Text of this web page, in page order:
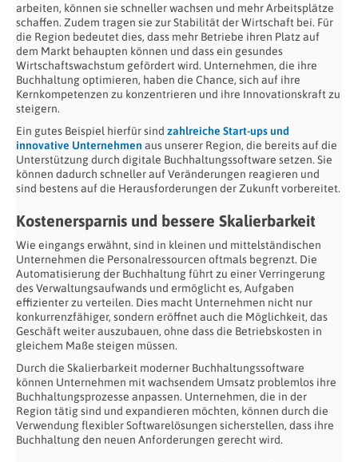
arbeiten, können sie schneller wachsen und mehr Arbeitsplätze
schaffen. Zudem tragen sie zur Stabilität der Wirtschaft bei. Für
die Region bedeutet dies, dass mehr Betriebe ihren Platz auf
dem Markt behaupten können und dass ein gesundes
Wirtschaftswachstum gefördert wird. Unternehmen, die ihre
Buchhaltung optimieren, haben die Chance, sich auf ihre
Kernkompetenzen zu konzentrieren und ihre Innovationskraft zu
steigern.
Ein gutes Beispiel hierfür sind zahlreiche Start-ups und
innovative Unternehmen aus unserer Region, die bereits auf die
Unterstützung durch digitale Buchhaltungssoftware setzen. Sie
können dadurch schneller auf Veränderungen reagieren und
sind bestens auf die Herausforderungen der Zukunft vorbereitet.
Kostenersparnis und bessere Skalierbarkeit
Wie eingangs erwähnt, sind in kleinen und mittelständischen
Unternehmen die Personalressourcen oftmals begrenzt. Die
Automatisierung der Buchhaltung führt zu einer Verringerung
des Verwaltungsaufwands und ermöglicht es, Aufgaben
effizienter zu verteilen. Dies macht Unternehmen nicht nur
konkurrenzfähiger, sondern eröffnet auch die Möglichkeit, das
Geschäft weiter auszubauen, ohne dass die Betriebskosten in
gleichem Maße steigen müssen.
Durch die Skalierbarkeit moderner Buchhaltungssoftware
können Unternehmen mit wachsendem Umsatz problemlos ihre
Buchhaltungsprozesse anpassen. Unternehmen, die in der
Region tätig sind und expandieren möchten, können durch die
Verwendung flexibler Softwarelösungen sicherstellen, dass ihre
Buchhaltung den neuen Anforderungen gerecht wird.